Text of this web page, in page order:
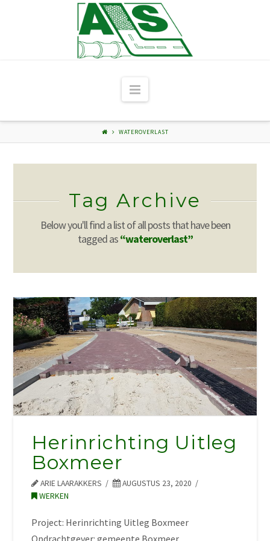
Navigation
WATEROVERLAST
Tag Archive
Below you'll find a list of all posts that have been
tagged as“wateroverlast”
Herinrichting Uitleg
Boxmeer
ARIE LAARAKKERS
AUGUSTUS 23, 2020
WERKEN
Project: Herinrichting Uitleg Boxmeer